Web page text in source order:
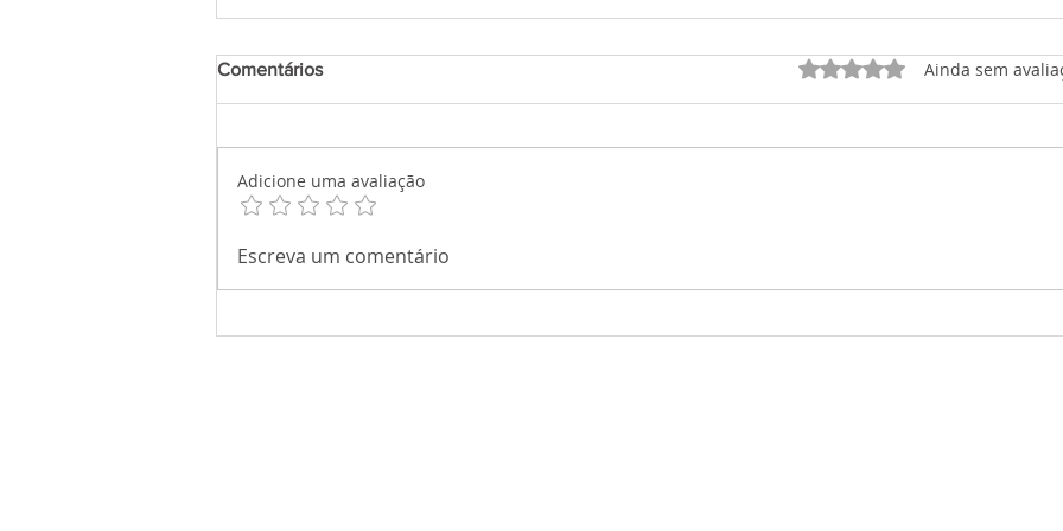
Comentários Avaliado com 0 de 5
Ainda sem
Adicione uma avaliação
Escreva um comentário